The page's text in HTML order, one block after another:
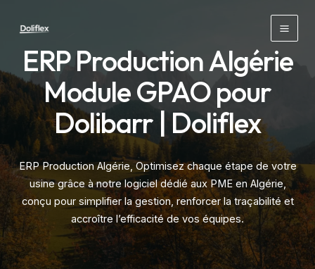
Main
ERP Production Algérie
Module GPAO pour
Dolibarr | Doliflex
ERP Production Algérie, Optimisez chaque étape de votre
usine grâce à notre logiciel dédié aux PME en Algérie,
conçu pour simplifier la gestion, renforcer la traçabilité et
accroître l’efficacité de vos équipes.